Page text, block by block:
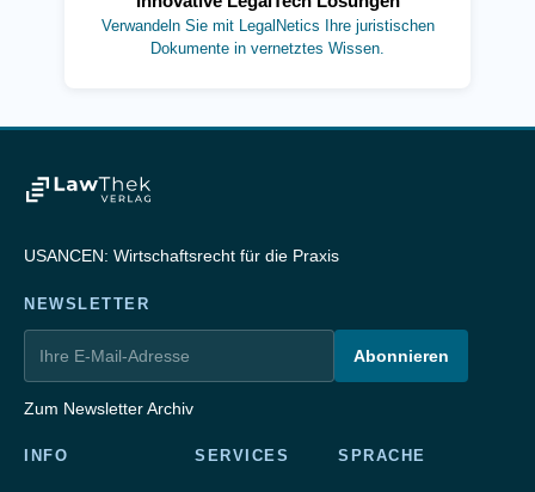
Verwandeln Sie mit LegalNetics Ihre juristischen
Dokumente in vernetztes Wissen.
USANCEN: Wirtschaftsrecht für die Praxis
NEWSLETTER
Abonnieren
Zum Newsletter Archiv
INFO SERVICES SPRACHE